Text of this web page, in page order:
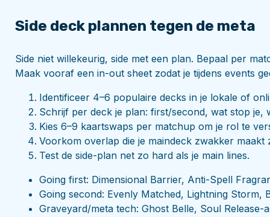
Side deck plannen tegen de meta
Side niet willekeurig, side met een plan. Bepaal per
Maak vooraf een in-out sheet zodat je tijdens events
Identificeer 4–6 populaire decks in je lokale of
Schrijf per deck je plan: first/second, wat stop je,
Kies 6–9 kaartswaps per matchup om je rol te
Voorkom overlap die je maindeck zwakker maakt
Test de side-plan net zo hard als je main lines.
Going first: Dimensional Barrier, Anti-Spell
Going second: Evenly Matched, Lightning Storm,
Graveyard/meta tech: Ghost Belle, Soul